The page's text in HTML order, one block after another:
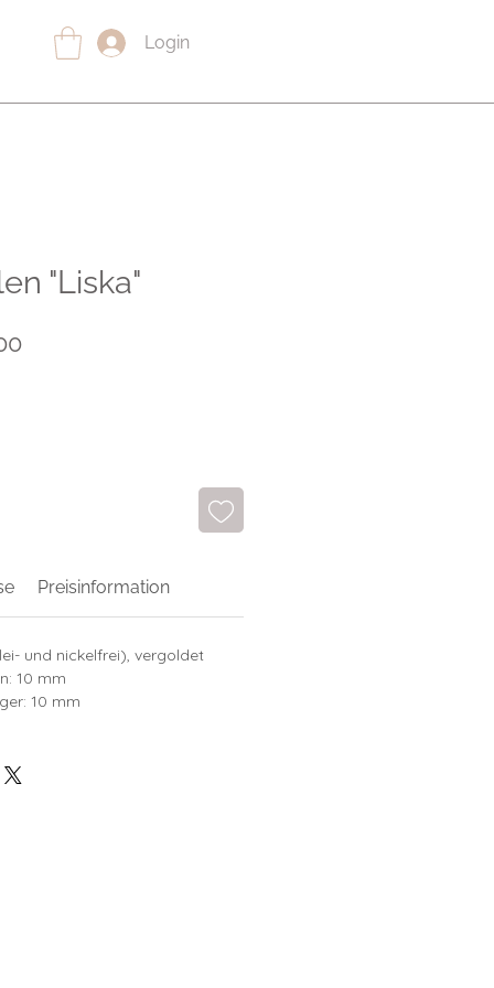
Login
"Liska"
Sale
Preisinformation
und nickelfrei), vergoldet
10 mm
10 mm